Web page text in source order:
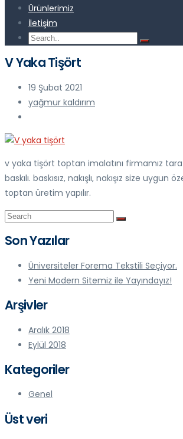
Ürünlerimiz
İletişim
V Yaka Tişört
19 Şubat 2021
yağmur kaldırım
v yaka tişört toptan imalatını firmamız
baskılı. baskısız, nakışlı, nakışız size uygun
toptan üretim yapılır.
Son Yazılar
Üniversiteler Forema Tekstili Seçiyor.
Yeni Modern Sitemiz ile Yayındayız!
Arşivler
Aralık 2018
Eylül 2018
Kategoriler
Genel
Üst veri